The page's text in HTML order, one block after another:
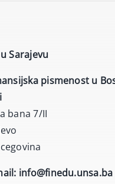
Sarajevu
pismenost u
bana 7/II
info@finedu.unsa.ba